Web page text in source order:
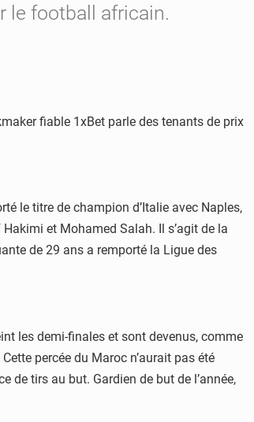
le football africain.
fiable 1xBet parle des tenants de prix
le titre de champion d’Italie avec Naples,
et Mohamed Salah. Il s’agit de la
de 29 ans a remporté la Ligue des
les demi-finales et sont devenus, comme
percée du Maroc n’aurait pas été
de tirs au but. Gardien de but de l’année,